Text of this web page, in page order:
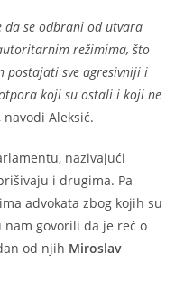
da se odbrani od utvara
režimima, što
postajati sve agresivniji i
koji su ostali i koji ne
navodi Aleksić.
nazivajući
i drugima. Pa
advokata zbog kojih su
govorili da je reč o
od njih Miroslav